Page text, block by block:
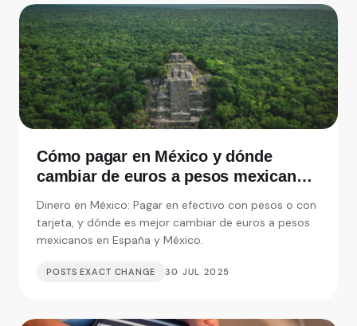
Cómo pagar en México y dónde
cambiar de euros a pesos mexicanos
Dinero en México: Pagar en efectivo con pesos o con
tarjeta, y dónde es mejor cambiar de euros a pesos
mexicanos en España y México.
POSTS EXACT CHANGE 30 JUL 2025